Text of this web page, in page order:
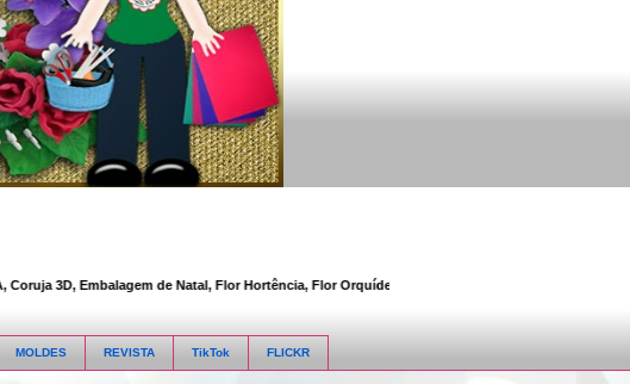
3D, Embalagem de Natal, Flor Hortência, Flor Orquídea, Flor Rosa, Fofucha 3D articulada,
MOLDES REVISTA TikTok FLICKR